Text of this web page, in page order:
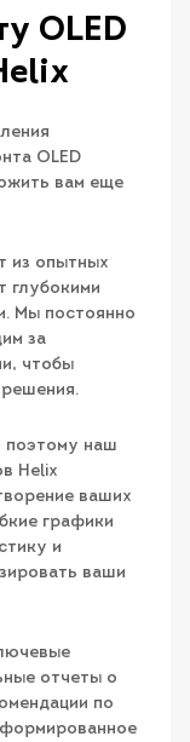
OLED
OLED
вам еще
из опытных
глубокими
Мы постоянно
за
чтобы
поэтому наш
Helix
ваших
графики
и
ваши
отчеты о
по